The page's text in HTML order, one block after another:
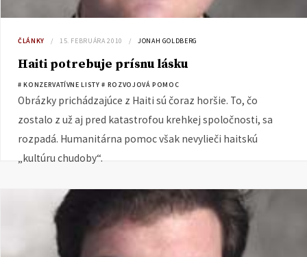
ČLÁNKY 15. FEBRUÁRA 2010 JONAH GOLDBERG
Haiti potrebuje prísnu lásku
# KONZERVATÍVNE LISTY # ROZVOJOVÁ POMOC
Obrázky prichádzajúce z Haiti sú čoraz horšie. To, čo
zostalo z už aj pred katastrofou krehkej spoločnosti, sa
rozpadá. Humanitárna pomoc však nevylieči haitskú
„kultúru chudoby“.